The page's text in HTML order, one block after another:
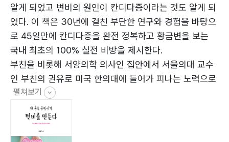
팁
식당이 문제이다!!!
항생제가 제일 문제이다!!!
아침 양치 중요하다!
질염, 질 가려움증
내성이 생기는가?
그럼 왜 재발이 되는가?
내성이 생겼다고?
유익균에도 내성이 생기는가?
칸디다 곰팡이는 유익균이 분비하는 항균물질인
알게 되었고 변비의 원인이 칸디다증이라는 것도 알게 되
었다. 이 책은 30년에 걸친 부단한 연구와 경험을 바탕으
로 45일만에 칸디다증을 완전 정복하고 황금변을 보는
국내 최초의 100% 실전 비방을 제시한다.
부친을 비롯해 서양의학 의사인 집안에서 서울의대 교수
인 부친의 권유로 미국 한의대에 들어가 피나는 노력으로
수석졸업을 했으나 한의학은 여전히 많은 의문점을 남겼
고 그 부족함은 자연의학을 공부하면서 비로서 채워질 수
있었다.
자연의학의 중요성에 일찌감치 눈뜬 저자는 수십 년간 가
펼쳐보기